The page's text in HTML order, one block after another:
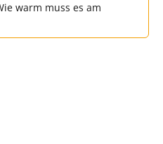
warm muss es am